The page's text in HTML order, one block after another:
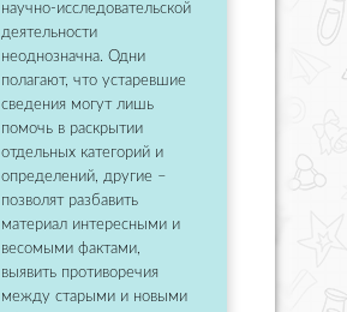
научно-исследовательской
деятельности
неоднозначна. Одни
полагают, что устаревшие
сведения могут лишь
помочь в раскрытии
отдельных категорий и
определений, другие –
позволят разбавить
материал интересными и
весомыми фактами,
выявить противоречия
между старыми и новыми